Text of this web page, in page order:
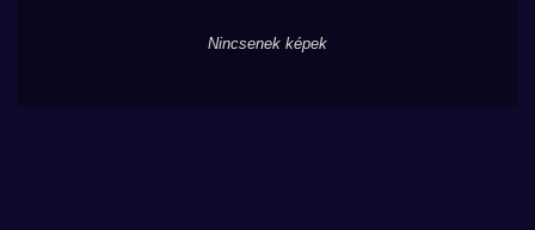
Nincsenek képek